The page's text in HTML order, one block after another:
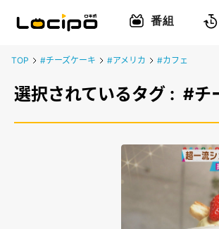
番組
TOP #チーズケーキ #アメリカ #カフェ
選択されているタグ : #チ